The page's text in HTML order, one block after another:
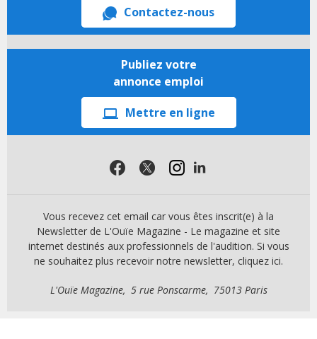
Contactez-nous
Publiez votre
annonce emploi
Mettre en ligne
Vous recevez cet email car vous êtes inscrit(e) à la
Newsletter de L'Ouïe Magazine - Le magazine et site
internet destinés aux professionnels de l'audition. Si vous
ne souhaitez plus recevoir notre newsletter, cliquez ici.
L'Ouïe Magazine, 5 rue Ponscarme, 75013 Paris